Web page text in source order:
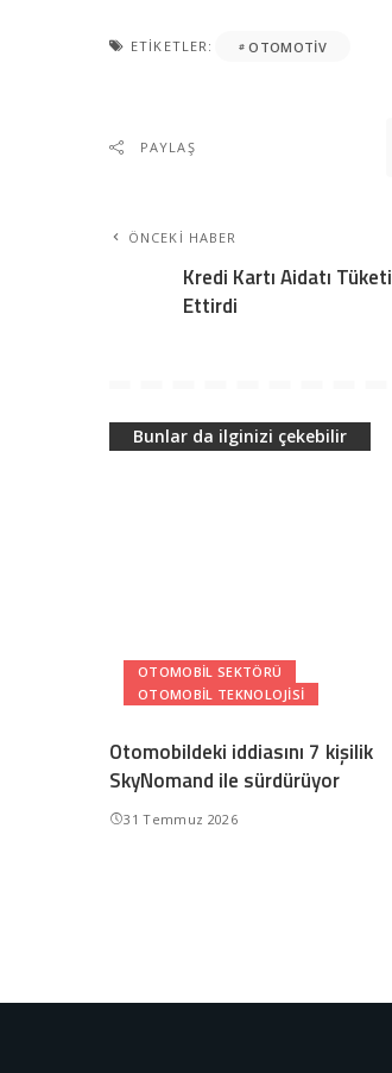
ETIKETLER: OTOMOTIV
PAYLAŞ
ÖNCEKI HABER
Kredi Kartı Aidatı
Ettirdi
Bunlar da ilginizi çekebilir
OTOMOBIL SEKTÖRÜ
OTOMOBIL TEKNOLOJISI
Otomobildeki iddiasını 7 kişilik
SkyNomand ile sürdürüyor
31 Temmuz 2026